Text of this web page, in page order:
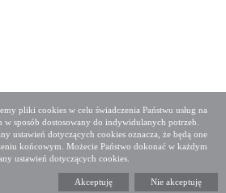
pliki cookies w celu świadczenia Państwu usług na
sposób dostosowany do indywidulanych potrzeb.
ustawień dotyczących cookies oznacza, że będą one
końcowym. Możecie Państwo dokonać w każdym
ustawień dotyczących cookies.
Akceptuję Nie akceptuję
Mapa serwisu
Twitter Facebook Linkedin
Copyright 2015 GDDKiA
ul. Wronia 53, 00-874 Warszawa, Tel +48 22 375 88 88